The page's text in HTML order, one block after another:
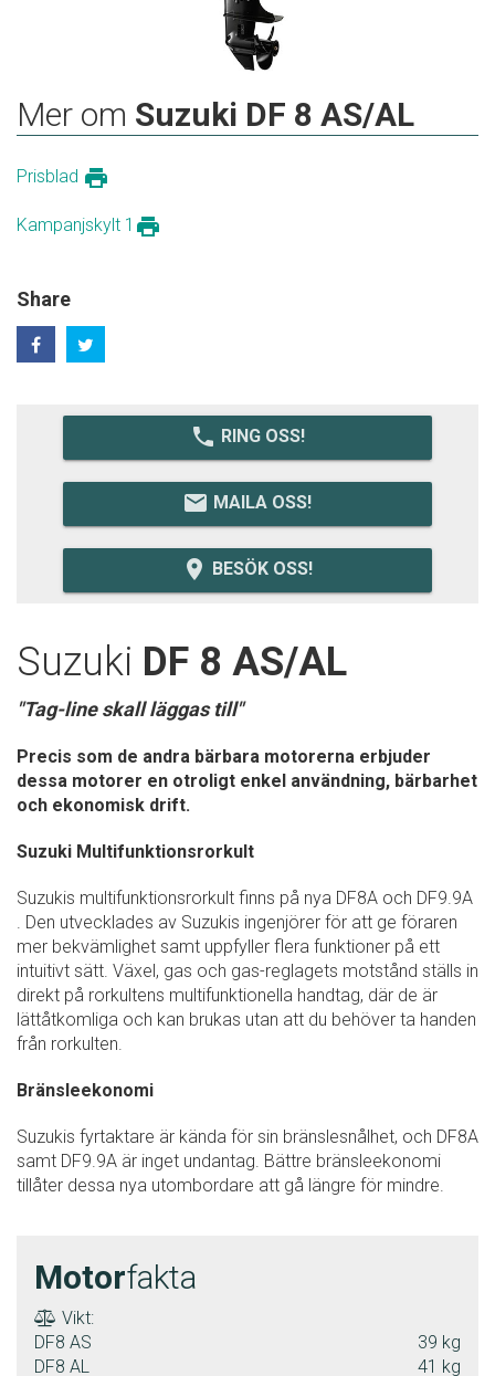
Mer om Suzuki DF 8 AS/AL
Prisblad print
Kampanjskylt 1 print
Share
local_phone RING OSS!
email MAILA OSS!
room BESÖK OSS!
Suzuki DF 8 AS/AL
"Tag-line skall läggas till"
Precis som de andra bärbara motorerna erbjuder
dessa motorer en otroligt enkel användning, bärbarhet
och ekonomisk drift.
Suzuki Multifunktionsrorkult
Suzukis multifunktionsrorkult finns på nya DF8A och DF9.9A
. Den utvecklades av Suzukis ingenjörer för att ge föraren
mer bekvämlighet samt uppfyller flera funktioner på ett
intuitivt sätt. Växel, gas och gas-reglagets motstånd ställs in
direkt på rorkultens multifunktionella handtag, där de är
lättåtkomliga och kan brukas utan att du behöver ta handen
från rorkulten.
Bränsleekonomi
Suzukis fyrtaktare är kända för sin bränslesnålhet, och DF8A
samt DF9.9A är inget undantag. Bättre bränsleekonomi
tillåter dessa nya utombordare att gå längre för mindre.
Motorfakta
Vikt:
DF8 AS
39 kg
DF8 AL
41 kg